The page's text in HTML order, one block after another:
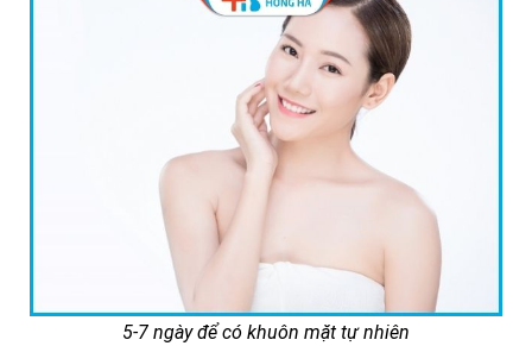
5-7 ngày để có khuôn mặt tự nhiên